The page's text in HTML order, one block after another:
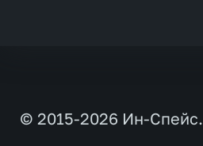
© 2015-2026 Ин-Спейс.